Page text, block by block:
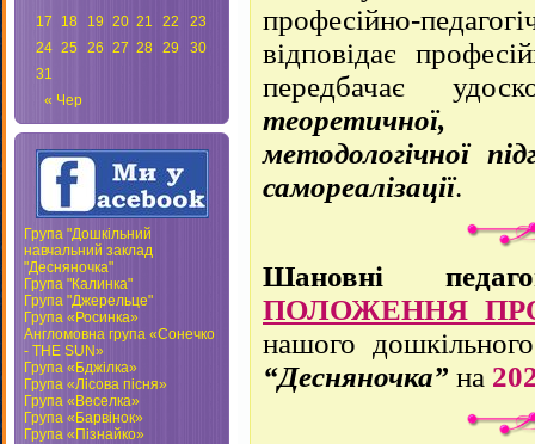
« Чер
17
18 19 20 21 22
23
24 25 26 27 28 29
30
31
Група "Дошкільний
навчальний заклад
"Десняночка"
Група "Калинка"
Група "Джерельце"
Група «Росинка»
Англомовна група «Сонечко
- THE SUN»
Група «Бджілка»
Група «Лісова пісня»
Група «Веселка»
Група «Барвінок»
Група «Пізнайко»
професійно-
відповідає
передбачає
методологічної
самореалізації.
Шановні
ПОЛОЖЕННЯ
нашого
“Десняночка” на